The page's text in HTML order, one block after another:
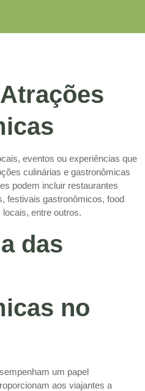
eventos ou experiências que
culinárias e gastronômicas
podem incluir restaurantes
festivais gastronômicos, food
entre outros.
das
no
um papel
aos viajantes a